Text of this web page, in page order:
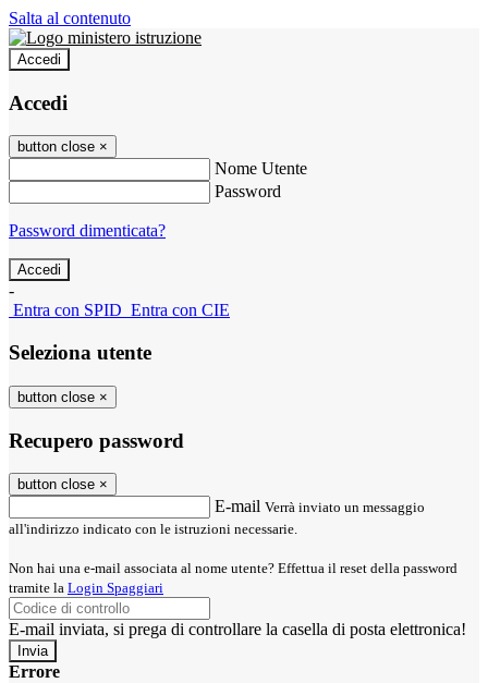
Salta al contenuto
Accedi
Accedi
button close ×
Nome Utente
Password
Password dimenticata?
-
Entra con SPID Entra con CIE
Seleziona utente
button close ×
Recupero password
button close ×
E-mail Verrà inviato un messaggio
all'indirizzo indicato con le istruzioni necessarie.
Non hai una e-mail associata al nome utente? Effettua il reset della password
tramite la Login Spaggiari
E-mail inviata, si prega di controllare la casella di posta elettronica!
Errore